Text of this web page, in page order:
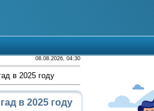
08.08.2026, 04:30
в 2025 году
в 2025 году